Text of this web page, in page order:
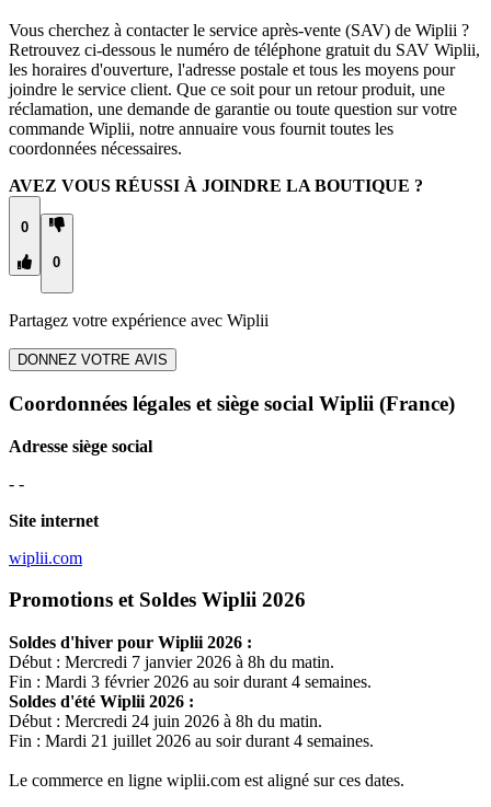
Vous cherchez à contacter le service après-vente (SAV) de Wiplii ?
Retrouvez ci-dessous le numéro de téléphone gratuit du SAV Wiplii,
les horaires d'ouverture, l'adresse postale et tous les moyens pour
joindre le service client. Que ce soit pour un retour produit, une
réclamation, une demande de garantie ou toute question sur votre
commande Wiplii, notre annuaire vous fournit toutes les
coordonnées nécessaires.
AVEZ VOUS RÉUSSI À JOINDRE LA BOUTIQUE ?
0
0
Partagez votre expérience avec Wiplii
DONNEZ VOTRE AVIS
Coordonnées légales et siège social Wiplii (France)
Adresse siège social
- -
Site internet
wiplii.com
Promotions et Soldes Wiplii 2026
Soldes d'hiver pour Wiplii 2026 :
Début : Mercredi 7 janvier 2026 à 8h du matin.
Fin : Mardi 3 février 2026 au soir durant 4 semaines.
Soldes d'été Wiplii 2026 :
Début : Mercredi 24 juin 2026 à 8h du matin.
Fin : Mardi 21 juillet 2026 au soir durant 4 semaines.
Le commerce en ligne wiplii.com est aligné sur ces dates.